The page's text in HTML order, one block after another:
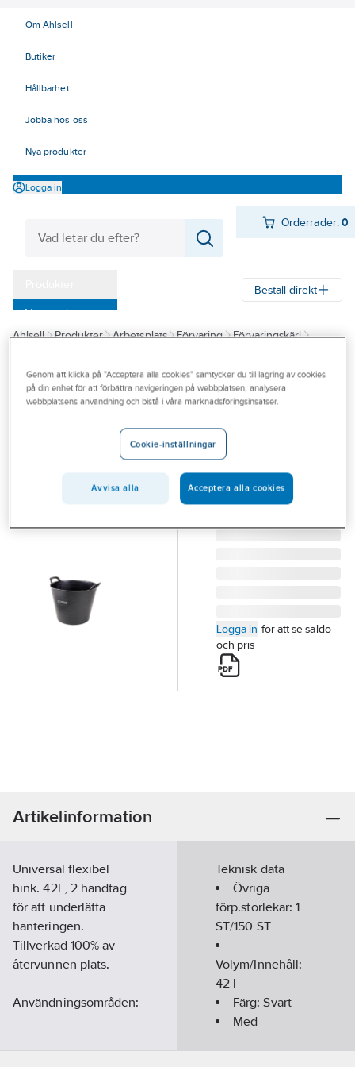
Om Ahlsell
Butiker
Hållbarhet
Jobba hos oss
Nya produkter
Logga in
Orderrader:0
Varumärken
Kampanjer
Outlet
Branscher
Beställ direkt
Ahlsell Produkter Arbetsplats Förvaring
Förvaringskärl
IRONSIDE
Flexihink
Ironside
HINK IRONSIDE
FLEXIBEL 42L SVART
102649
Artikelnummer:
Logga in för att se saldo
och pris
Artikelinformation
Universal flexibel
hink. 42L, 2 handtag
för att underlätta
hanteringen.
Tillverkad 100% av
återvunnen plats.
Användningsområden:
Teknisk data
Övriga
förp.storlekar:1
ST/150 ST
Volym/Innehåll:
42 l
Färg:Svart
Med
Genom att klicka på "Acceptera alla cookies" samtycker du till lagring av cookies
på din enhet för att förbättra navigeringen på webbplatsen, analysera
webbplatsens användning och bistå i våra marknadsföringsinsatser.
Cookie-inställningar
Avvisa alla Acceptera alla cookies